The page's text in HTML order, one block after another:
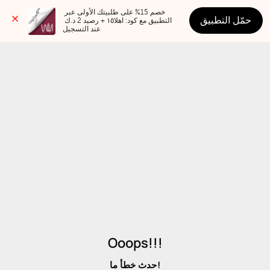
عند التسجيل
حمّل التطبيق
Ooops!!!
حدث خطأ ما!